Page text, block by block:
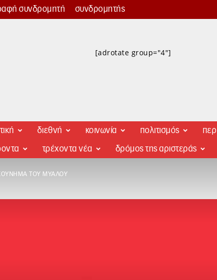
συνδρομητή συνδρομητής
[adrotate group="4"]
διεθνή κοινωνία πολιτισμός
τρέχοντα νέα δρόμος της αριστεράς
ΤΟΥ ΜΥΑΛΟΎ